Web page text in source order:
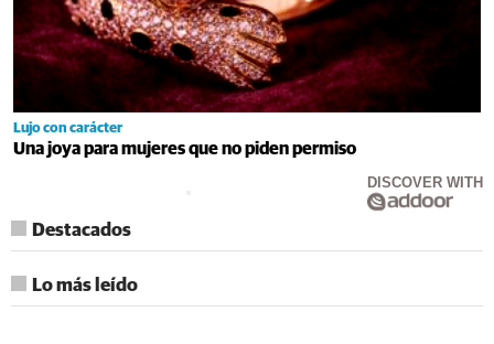
Lujo con carácter
Una joya para mujeres que no piden permiso
DISCOVER WITH
Destacados
Lo más leído